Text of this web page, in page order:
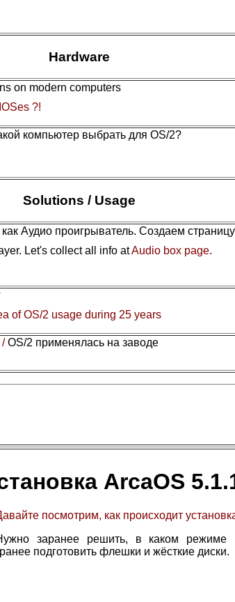
Hardware
on modern computers
?!
компьютер выбрать для OS/2?
Solutions / Usage
Аудио проигрыватель. Создаем страницу
Let's collect all info atAudio box page.
of OS/2 usage during 25 years
/OS/2 применялась на заводе
ArcaOS
посмотрим, как происходит
заранее решить, в каком режиме
подготовить флешки и жёсткие диски.